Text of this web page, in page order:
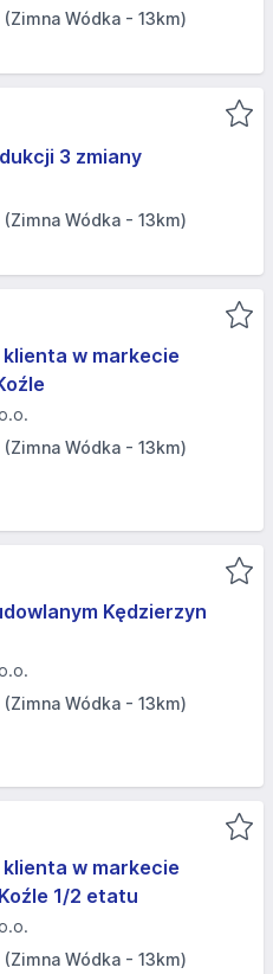
Wódka - 13km)
3 zmiany
Wódka - 13km)
w markecie
Wódka - 13km)
Kędzierzyn
Wódka - 13km)
w markecie
1/2 etatu
Wódka - 13km)